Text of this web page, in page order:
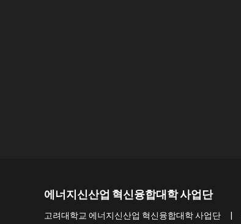
에너지신산업 혁신융합대학 사업단
고려대학교 에너지신산업 혁신융합대학 사업단